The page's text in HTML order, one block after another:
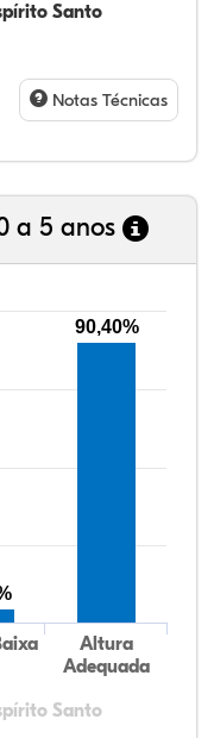
Santo
Notas Técnicas
a 5 anos
Santo
Altura
Adequada
90,40%